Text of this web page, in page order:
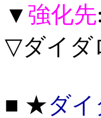
▼ 強化先:
▽ダイダ
■ ★ダイ